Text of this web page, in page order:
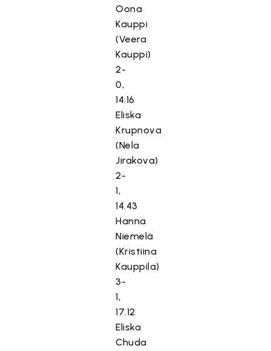
Oona
Kauppi
(Veera
Kauppi)
2-
0,
14.16
Eliska
Krupnova
(Nela
Jirakova)
2-
1,
14.43
Hanna
Niemelä
(Kristiina
Kauppila)
3-
1,
17.12
Eliska
Chuda